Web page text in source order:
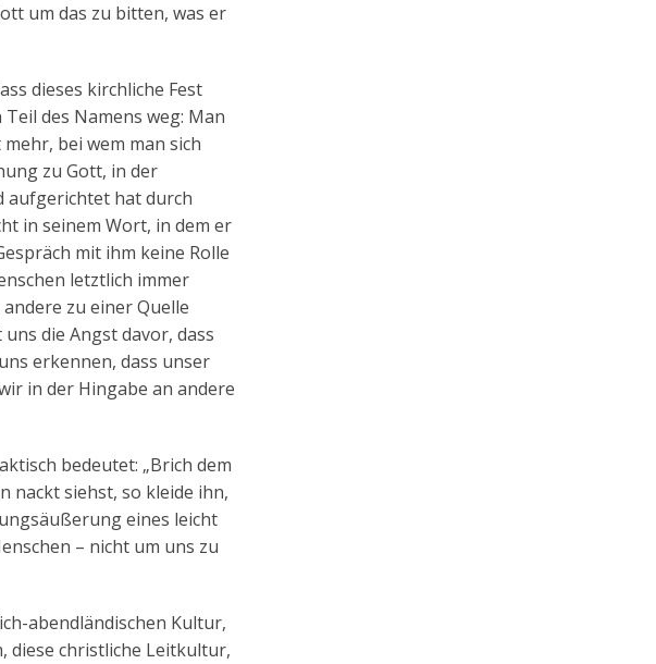
um das zu bitten, was er
dieses kirchliche Fest
des Namens weg: Man
bei wem man sich
zu Gott, in der
aufgerichtet hat durch
in seinem Wort, in dem er
mit ihm keine Rolle
letztlich immer
zu einer Quelle
die Angst davor, dass
erkennen, dass unser
in der Hingabe an andere
bedeutet: „Brich dem
nackt siehst, so kleide ihn,
eines leicht
– nicht um uns zu
abendländischen Kultur,
diese christliche Leitkultur,